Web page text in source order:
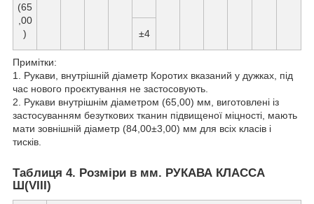
(65
,00
)
±4
Примітки:
1. Рукави, внутрішній діаметр Коротих вказаний у дужках, під
час нового проєктування не застосовують.
2. Рукави внутрішнім діаметром (65,00) мм, виготовлені із
застосуванням безуткових тканин підвищеної міцності, мають
мати зовнішній діаметр (84,00±3,00) мм для всіх класів і
тисків.
Таблиця 4. Розміри в мм. РУКАВА КЛАССА
Ш(VIII)